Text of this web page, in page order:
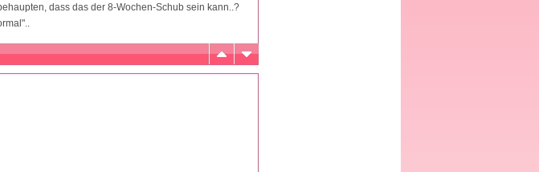
dass das der 8-Wochen-Schub sein kann..?